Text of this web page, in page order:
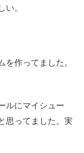
。
作ってました。
ルにマイシュー
思ってました。実